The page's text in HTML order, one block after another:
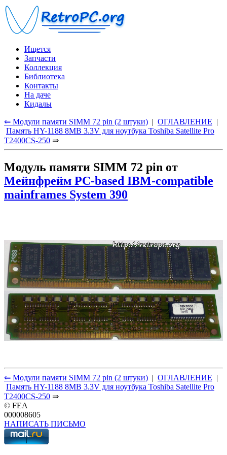
Ищется
Запчасти
Коллекция
Библиотека
Контакты
На даче
Кидалы
⇐ Модули памяти SIMM 72 pin (2 штуки) | ОГЛАВЛЕНИЕ |
Память HY-1188 8MB 3.3V для ноутбука Toshiba Satellite Pro
T2400CS-250 ⇒
Модуль памяти SIMM 72 pin от
Мейнфрейм PC-based IBM-compatible
mainframes System 390
⇐ Модули памяти SIMM 72 pin (2 штуки) | ОГЛАВЛЕНИЕ |
Память HY-1188 8MB 3.3V для ноутбука Toshiba Satellite Pro
T2400CS-250 ⇒
© FEA
000008605
НАПИСАТЬ ПИСЬМО